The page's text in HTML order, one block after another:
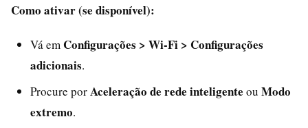
Como ativar (se disponível):
Vá em Configurações > Wi‑Fi > Configurações
adicionais.
Procure porAceleração de rede inteligente ou Modo
extremo.